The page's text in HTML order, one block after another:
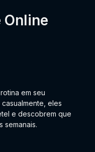
em seu
eles
e descobrem que
semanais.